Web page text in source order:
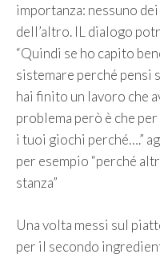
importanza: nessuno
dell’altro. IL dialogo
“Quindi se ho capito
sistemare perché pensi
hai finito un lavoro che
problema però è che
i tuoi giochi perché….”
per esempio “perché
stanza”
Una volta messi sul
per il secondo